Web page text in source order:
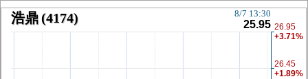
浩鼎(4174) 8/7 13:30
25.95
26.45
+1.89%
26.95
+3.71%